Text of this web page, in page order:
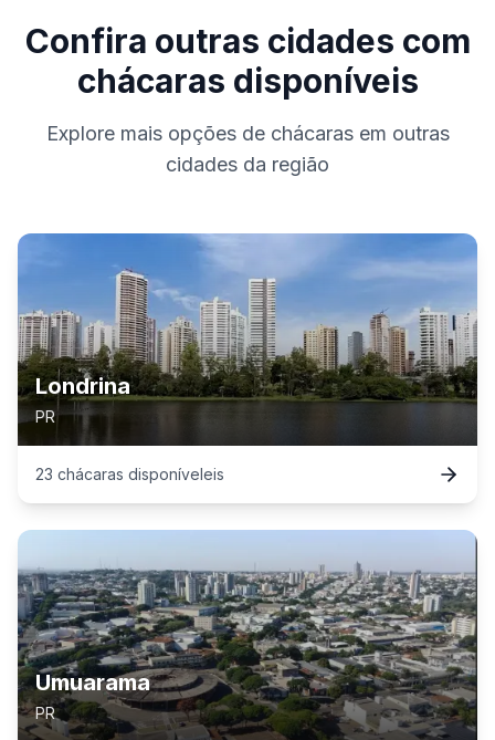
Confira outras cidades com
chácaras disponíveis
Explore mais opções de chácaras em outras
cidades da região
Londrina
PR
23 chácaras disponíveleis
Umuarama
PR